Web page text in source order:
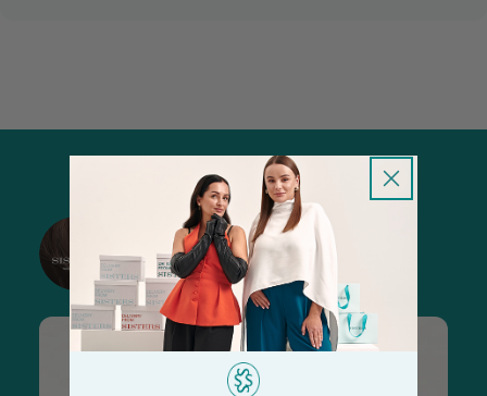
@sisters_stelmakh в Instagram
Підписатися